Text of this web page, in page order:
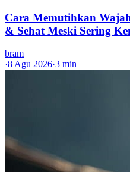
Cara Memutihkan
& Sehat Meski Sering
bram
·8 Agu 2026·3 min